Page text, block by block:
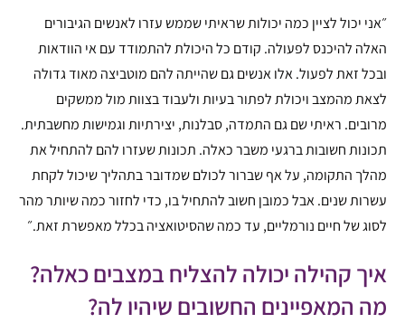
״אני יכול לציין כמה יכולות שראיתי שממש עזרו לאנשים הגיבורים
האלה להיכנס לפעולה. קודם כל היכולת להתמודד עם אי הוודאות
ובכל זאת לפעול. אלו אנשים גם שהייתה להם מוטביצה מאוד גדולה
לצאת מהמצב ויכולת לפתור בעיות ולעבוד בצוות מול ממשקים
מרובים. ראיתי שם גם התמדה, סבלנות, יצירתיות וגמישות מחשבתית.
תכונות חשובות ברגעי משבר כאלה. תכונות שעזרו להם להתחיל את
מהלך התקומה, על אף שברור לכולם שמדובר בתהליך שיכול לקחת
עשרות שנים. אבל כמובן חשוב להתחיל בו, כדי לחזור כמה שיותר מהר
לסוג של חיים נורמליים, עד כמה שהסיטואציה בכלל מאפשרת זאת.״
איך קהילה יכולה להצליח במצבים כאלה?
מה המאפיינים החשובים שיהיו לה?